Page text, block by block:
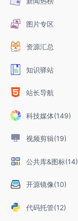
图片专区
资源汇总
知识驿站
站长导航
科技媒体(149)
视频剪辑(19)
公共库&图标(14)
开源镜像(10)
代码托管(12)